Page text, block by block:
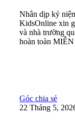
Nhân dịp kỷ
KidsOnline xin
và nhà trường
hoàn toàn
Cơ hội học
Góc chia sẻ
22 Tháng 5,